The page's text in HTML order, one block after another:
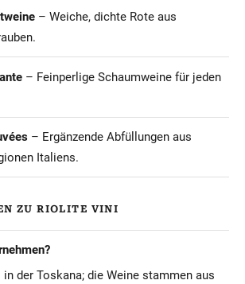
– Weiche, dichte Rote aus
– Feinperlige Schaumweine für jeden
– Ergänzende Abfüllungen aus
Italiens.
ZU RIOLITE VINI
in der Toskana; die Weine stammen aus